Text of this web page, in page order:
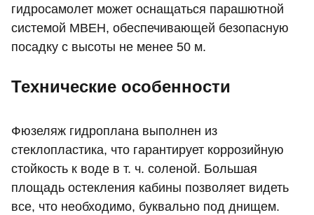
гидросамолет может оснащаться парашютной
системой МВЕН, обеспечивающей безопасную
посадку с высоты не менее 50 м.
Технические особенности
Фюзеляж гидроплана выполнен из
стеклопластика, что гарантирует коррозийную
стойкость к воде в т. ч. соленой. Большая
площадь остекления кабины позволяет видеть
все, что необходимо, буквально под днищем.